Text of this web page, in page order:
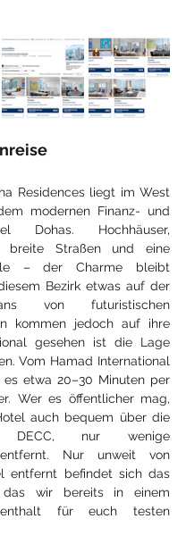
Residences liegt im West
modernen Finanz- und
Dohas. Hochhäuser,
breite Straßen und eine
– der Charme bleibt
Bezirk etwas auf der
von futuristischen
kommen jedoch auf ihre
gesehen ist die Lage
Vom Hamad International
etwa 20–30 Minuten per
Wer es öffentlicher mag,
auch bequem über die
DECC, nur wenige
entfernt. Nur unweit von
wir bereits in einem
für euch testen